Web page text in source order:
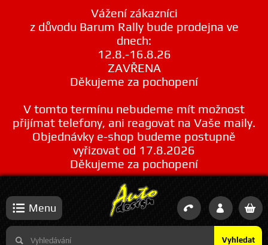
Vážení zákazníci
z důvodu Barum Rally bude prodejna ve
dnech:
12.8.-16.8.26
ZAVŘENA
Děkujeme za pochopení
V tomto termínu nebudeme mít možnost
přijímat telefony, ani reagovat na Vaše maily.
Objednávky e-shop budeme postupně
vyřizovat od 17.8.2026
Děkujeme za pochopení
Vyhledat
Menu